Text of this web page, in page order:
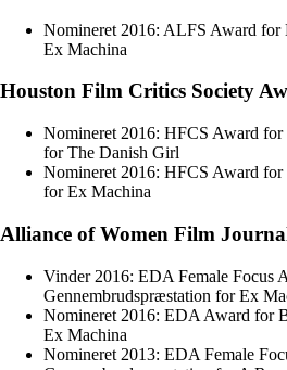
Nomineret 2016: ALFS Award
Ex Machina
Houston Film Critics Society
Nomineret 2016: HFCS Award
for The Danish Girl
Nomineret 2016: HFCS Award
for Ex Machina
Alliance of Women Film
Vinder 2016: EDA Female Focus
Gennembrudspræstation for Ex
Nomineret 2016: EDA Award for
Ex Machina
Nomineret 2013: EDA Female